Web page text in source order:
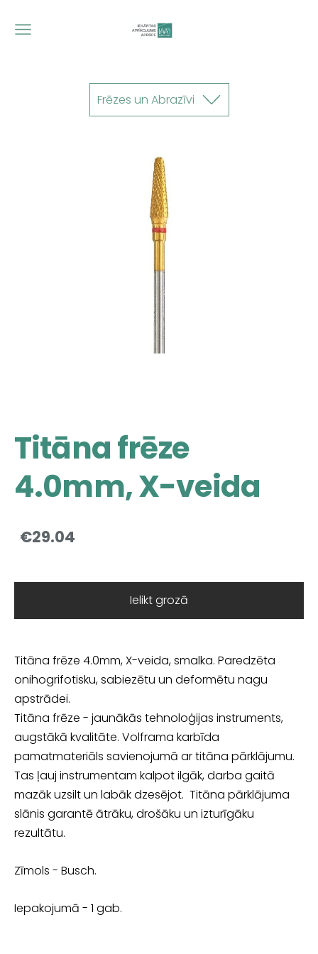
Frēzes un Abrazīvi
Titāna frēze
4.0mm, X-veida
€29.04
Ielikt grozā
Titāna frēze 4.0mm, X-veida, smalka. Paredzēta
onihogrifotisku, sabiezētu un deformētu nagu
apstrādei.
Titāna frēze - jaunākās tehnoloģijas instruments,
augstākā kvalitāte. Volframa karbīda
pamatmateriāls savienojumā ar titāna pārklājumu.
Tas ļauj instrumentam kalpot ilgāk, darba gaitā
mazāk uzsilt un labāk dzesējot. Titāna pārklājuma
slānis garantē ātrāku, drošāku un izturīgāku
rezultātu.
Zīmols - Busch.
Iepakojumā - 1 gab.